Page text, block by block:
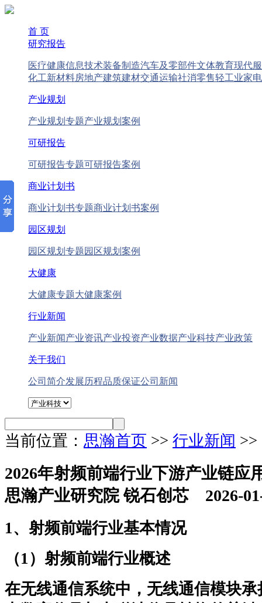
首 页
研究报告
医疗健康信息技术装备制造汽车及零部件文体教育现代
化工新材料房地产建筑建材交通运输社消零售轻工业家
产业规划
产业规划专题产业规划案例
可研报告
可研报告专题可研报告案例
商业计划书
商业计划书专题商业计划书案例
园区规划
园区规划专题园区规划案例
大健康
大健康专题大健康案例
行业新闻
产业新闻产业资讯产业投资产业数据产业科技产业政策
关于我们
公司简介发展历程品质保证公司新闻
当前位置： 思瀚首页 >> 行业新闻
2026年射频前端行业下游产业链应
思瀚产业研究院 锐石创芯 2026-
1、射频前端行业基本情况
（1）射频前端行业概述
在无线通信系统中，无线通信模块